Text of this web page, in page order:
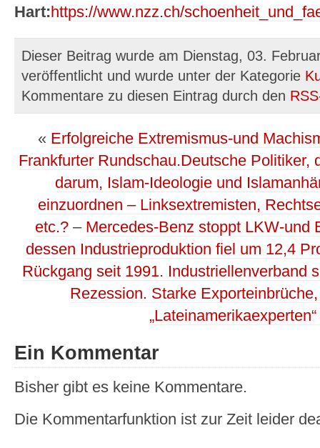
Hart:https://www.nzz.ch/
Dieser Beitrag wurde am Dienstag, 03.
veröffentlicht und wurde unter der Kategorie
Kommentare zu diesen Eintrag durch den
« Erfolgreiche Extremismus-und
Frankfurter Rundschau.Deutsche Politiker,
darum, Islam-Ideologie und
einzuordnen – Linksextremisten,
etc.? – Mercedes-Benz stoppt LKW-und
dessen Industrieproduktion fiel um 12,4
Rückgang seit 1991. Industriellenverband
Rezession. Starke
Ein Kommentar
Bisher gibt es keine Kommentare.
Die Kommentarfunktion ist zur Zeit leider